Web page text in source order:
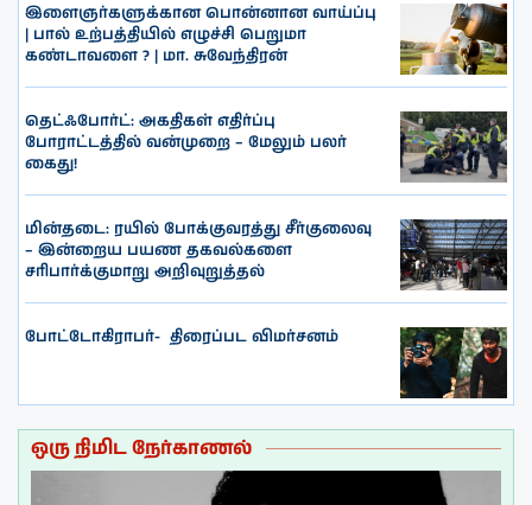
இளைஞர்களுக்கான பொன்னான வாய்ப்பு
| பால் உற்பத்தியில் எழுச்சி பெறுமா
கண்டாவளை ? | மா. சுவேந்திரன்
தெட்ஃபோர்ட்: அகதிகள் எதிர்ப்பு
போராட்டத்தில் வன்முறை – மேலும் பலர்
கைது!
மின்தடை: ரயில் போக்குவரத்து சீர்குலைவு
– இன்றைய பயண தகவல்களை
சரிபார்க்குமாறு அறிவுறுத்தல்
போட்டோகிராபர்- ‌ திரைப்பட விமர்சனம்
ஒரு நிமிட நேர்காணல்